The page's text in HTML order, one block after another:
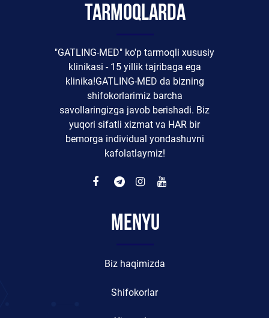
tarmoqlarda
"GATLING-MED" ko'p tarmoqli xususiy
klinikasi - 15 yillik tajribaga ega
klinika!GATLING-MED da bizning
shifokorlarimiz barcha
savollaringizga javob berishadi. Biz
yuqori sifatli xizmat va HAR bir
bemorga individual yondashuvni
kafolatlaymiz!
Menyu
Biz haqimizda
Shifokorlar